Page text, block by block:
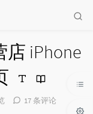
店 iPhone
17 条评论